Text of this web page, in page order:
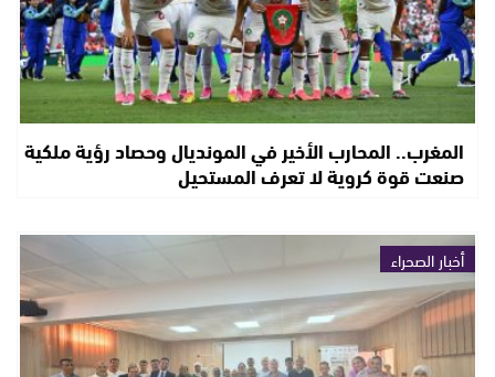
المغرب.. المحارب الأخير في المونديال وحصاد رؤية ملكية
صنعت قوة كروية لا تعرف المستحيل
أخبار الصحراء